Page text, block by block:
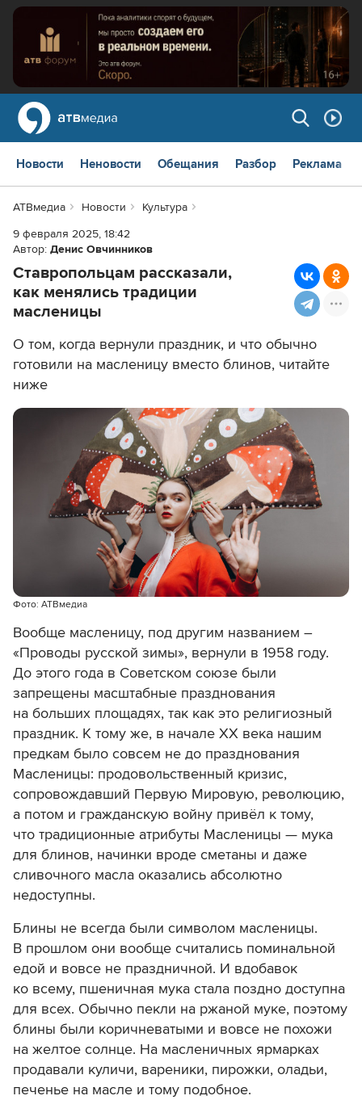
Новости Неновости Обещания Разбор Реклама
АТВмедиа Новости
Культура
9 февраля 2025, 18:42
Автор: Денис Овчинников
Ставропольцам рассказали,
как менялись традиции
масленицы
О том, когда вернули праздник, и что обычно
готовили на масленицу вместо блинов, читайте
ниже
Фото: АТВмедиа
Вообще масленицу, под другим названием –
«Проводы русской зимы», вернули в 1958 году.
До этого года в Советском союзе были
запрещены масштабные празднования
на больших площадях, так как это религиозный
праздник. К тому же, в начале ХХ века нашим
предкам было совсем не до празднования
Масленицы: продовольственный кризис,
сопровождавший Первую Мировую, революцию,
а потом и гражданскую войну привёл к тому,
что традиционные атрибуты Масленицы — мука
для блинов, начинки вроде сметаны и даже
сливочного масла оказались абсолютно
недоступны.
Блины не всегда были символом масленицы.
В прошлом они вообще считались поминальной
едой и вовсе не праздничной. И вдобавок
ко всему, пшеничная мука стала поздно доступна
для всех. Обычно пекли на ржаной муке, поэтому
блины были коричневатыми и вовсе не похожи
на желтое солнце. На масленичных ярмарках
продавали куличи, вареники, пирожки, оладьи,
печенье на масле и тому подобное.